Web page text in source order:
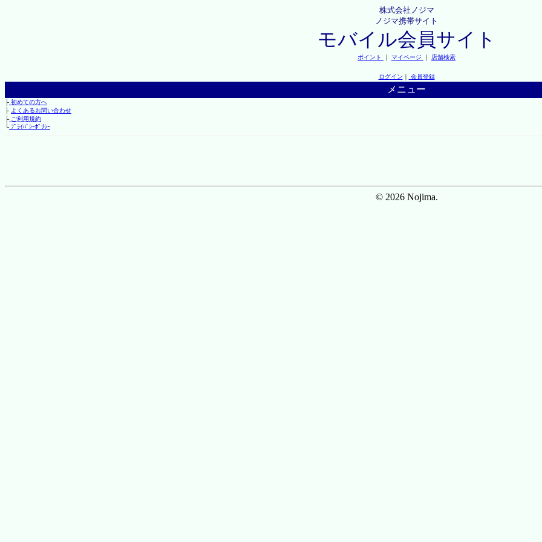
株式会社ノジマ
ノジマ携帯サイト
モバイル会員サイト
ポイント ｜ マイページ ｜ 店舗検索
ログイン ｜ 会員登録
メニュー
├初めての方へ
├ よくあるお問い合わせ
├ご利用規約
└ﾌﾟﾗｲﾊﾞｼｰﾎﾟﾘｼｰ
© 2026 Nojima.